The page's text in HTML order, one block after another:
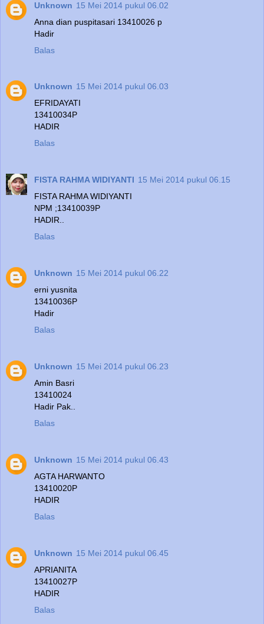
Unknown 15 Mei 2014 pukul 06.02
Anna dian puspitasari 13410026 p
Hadir
Balas
Unknown 15 Mei 2014 pukul 06.03
EFRIDAYATI
13410034P
HADIR
Balas
FISTA RAHMA WIDIYANTI 15 Mei 2014 pukul 06.15
FISTA RAHMA WIDIYANTI
NPM ;13410039P
HADIR..
Balas
Unknown 15 Mei 2014 pukul 06.22
erni yusnita
13410036P
Hadir
Balas
Unknown 15 Mei 2014 pukul 06.23
Amin Basri
13410024
Hadir Pak..
Balas
Unknown 15 Mei 2014 pukul 06.43
AGTA HARWANTO
13410020P
HADIR
Balas
Unknown 15 Mei 2014 pukul 06.45
APRIANITA
13410027P
HADIR
Balas